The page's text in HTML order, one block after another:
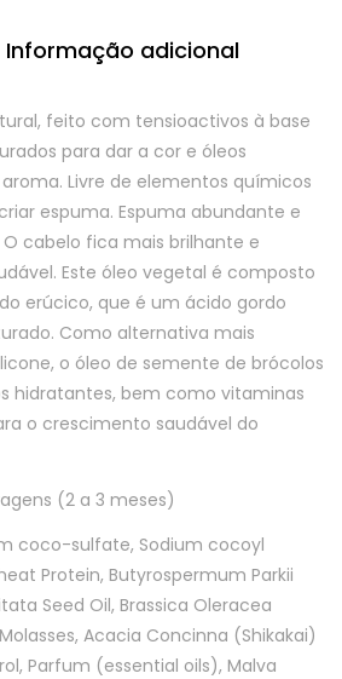
Informação adicional
feito com tensioactivos à base
para dar a cor e óleos
Livre de elementos químicos
espuma. Espuma abundante e
cabelo fica mais brilhante e
Este óleo vegetal é composto
erúcico, que é um ácido gordo
Como alternativa mais
o óleo de semente de brócolos
hidratantes, bem como vitaminas
o crescimento saudável do
(2 a 3 meses)
coco-sulfate, Sodium cocoyl
Protein, Butyrospermum Parkii
Seed Oil, Brassica Oleracea
Acacia Concinna (Shikakai)
Parfum (essential oils), Malva